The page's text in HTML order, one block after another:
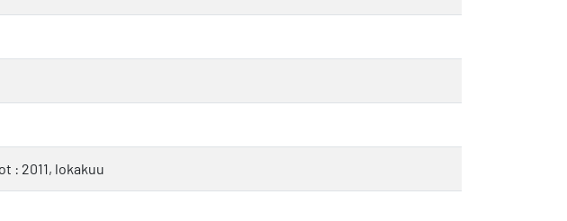
: 2011, lokakuu